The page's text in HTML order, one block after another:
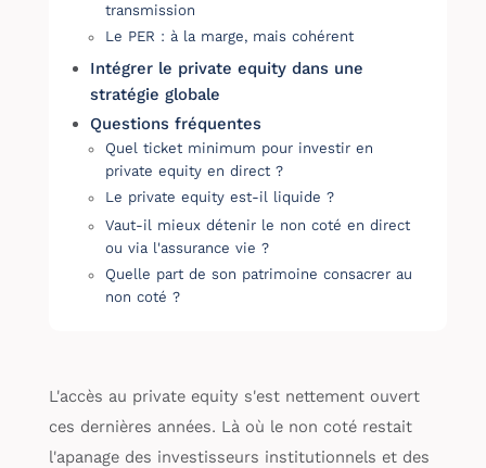
transmission
Le PER : à la marge, mais cohérent
Intégrer le private equity dans une
stratégie globale
Questions fréquentes
Quel ticket minimum pour investir en
private equity en direct ?
Le private equity est-il liquide ?
Vaut-il mieux détenir le non coté en direct
ou via l'assurance vie ?
Quelle part de son patrimoine consacrer au
non coté ?
L'accès au private equity s'est nettement ouvert
ces dernières années. Là où le non coté restait
l'apanage des investisseurs institutionnels et des